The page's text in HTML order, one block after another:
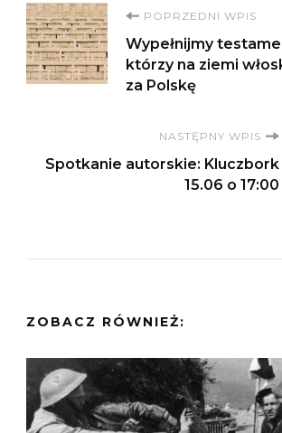
Nawigacja
wpisu
POPRZEDNI WPIS
Wypełnijmy
którzy na ziemi
za Polskę
NASTĘPNY WPIS
Spotkanie autorskie: Kluczbork
15.06 o 17:00
ZOBACZ RÓWNIEŻ: